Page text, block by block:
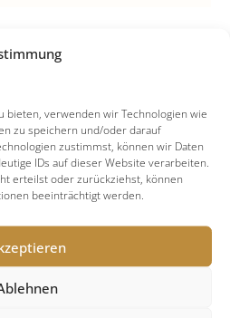
bieten, verwenden wir Technologien wie
zu speichern und/oder darauf
zustimmst, können wir Daten
IDs auf dieser Website verarbeiten.
erteilst oder zurückziehst, können
beeinträchtigt werden.